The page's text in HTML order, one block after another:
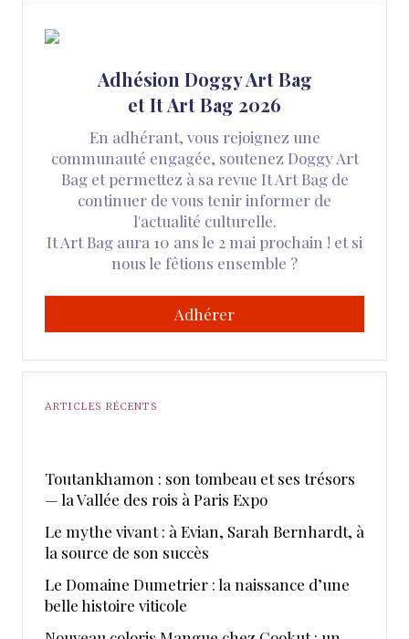
Adhésion Doggy Art Bag
et It Art Bag 2026
En adhérant, vous rejoignez une
communauté engagée, soutenez Doggy Art
Bag et permettez à sa revue It Art Bag de
continuer de vous tenir informer de
l'actualité culturelle.
It Art Bag aura 10 ans le 2 mai prochain ! et si
nous le fêtions ensemble ?
Adhérer
ARTICLES RÉCENTS
Toutankhamon : son tombeau et ses trésors
— la Vallée des rois à Paris Expo
Le mythe vivant : à Evian, Sarah Bernhardt, à
la source de son succès
Le Domaine Dumetrier : la naissance d’une
belle histoire viticole